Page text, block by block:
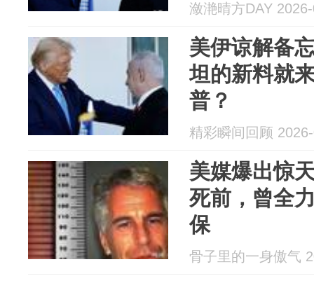
潋滟晴方DAY
美伊谅解备
坦的新料就
普？
精彩瞬间回顾
美媒爆出惊
死前，曾全
保
骨子里的一身傲气